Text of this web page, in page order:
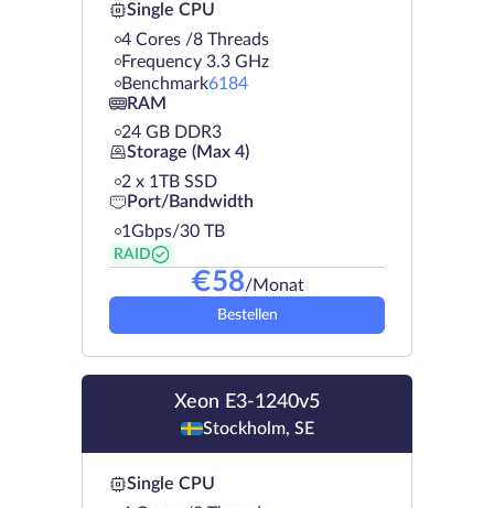
Single CPU
4 Cores /8 Threads
Frequency 3.3 GHz
Benchmark6184
RAM
24 GB DDR3
Storage (Max 4)
2 х 1TB SSD
Port/Bandwidth
1Gbps/30 TB
RAID
€58/Monat
Bestellen
Xeon E3-1240v5
Stockholm, SE
Single CPU